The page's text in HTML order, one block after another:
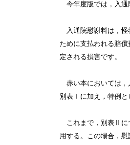
今年度版では，入通
入通院慰謝料は，怪
ために支払われる賠
定される損害です。
赤い本においては，
別表Ⅰに加え，特例と
これまで，別表Ⅱに
用する。この場合，